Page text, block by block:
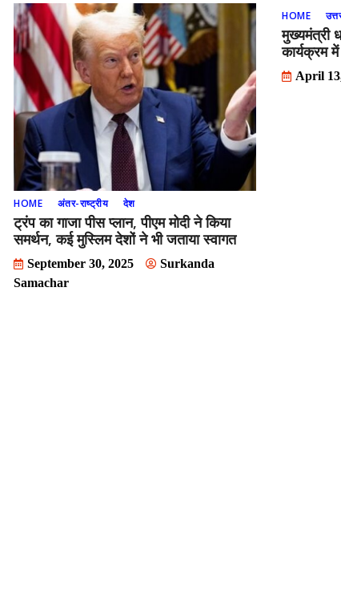
HOME अंतर-राष्ट्रीय देश
ट्रंप का गाजा पीस प्लान, पीएम मोदी ने किया
समर्थन, कई मुस्लिम देशों ने भी जताया स्वागत
September 30, 2025
Surkanda
Samachar
HOME
मुख्यमंत्री
कार्यक्रम
April